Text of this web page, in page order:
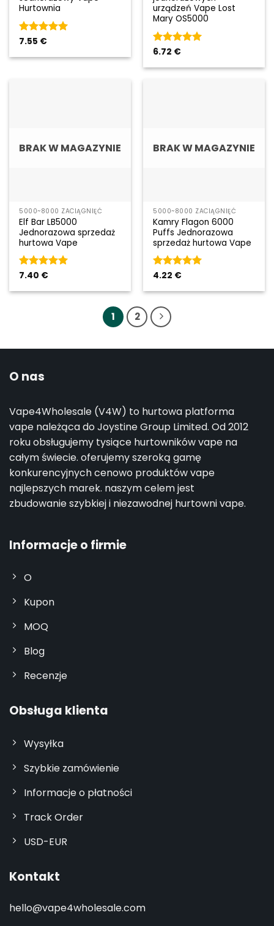
Hurtownia
Rated5
7.55 €
urządzeń Vape Lost
Mary OS5000
Rated5
6.72 €
BRAK W MAGAZYNIE
5000~8000 ZACIĄGNIĘĆ
Elf Bar LB5000
Jednorazowa sprzedaż
hurtowa Vape
Rated5
7.40 €
BRAK W MAGAZYNIE
5000~8000 ZACIĄGNIĘĆ
Kamry Flagon 6000
Puffs Jednorazowa
sprzedaż hurtowa Vape
Rated5
4.22 €
1 2
O nas
Vape4Wholesale (V4W) to hurtowa platforma
vape należąca do Joystine Group Limited. Od 2012
roku obsługujemy tysiące hurtowników vape na
całym świecie. oferujemy szeroką gamę
konkurencyjnych cenowo produktów vape
najlepszych marek. naszym celem jest
zbudowanie szybkiej i niezawodnej hurtowni vape.
Informacje o firmie
O
Kupon
MOQ
Blog
Recenzje
Obsługa klienta
Wysyłka
Szybkie zamówienie
Informacje o płatności
Track Order
USD-EUR
Kontakt
hello@vape4wholesale.com